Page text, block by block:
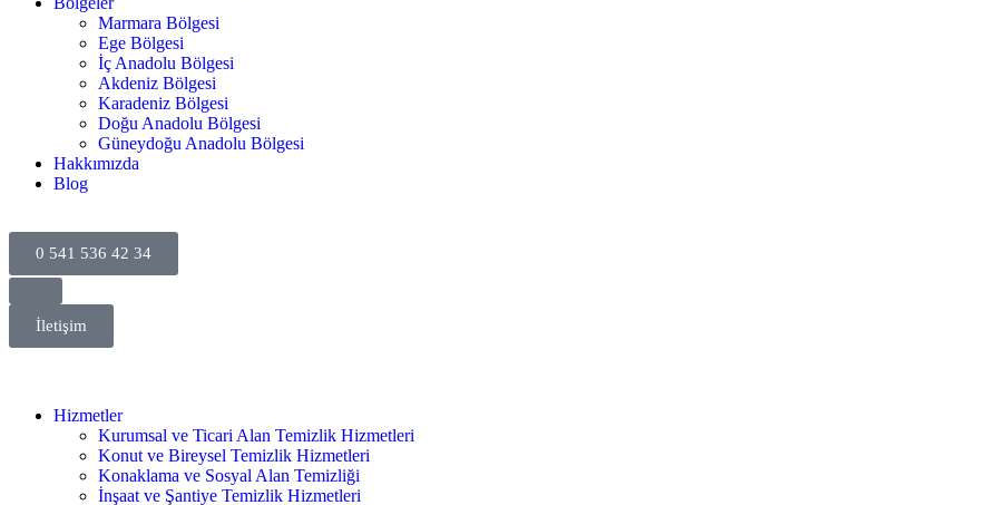
Marmara Bölgesi
Ege Bölgesi
İç Anadolu Bölgesi
Akdeniz Bölgesi
Karadeniz Bölgesi
Doğu Anadolu Bölgesi
Güneydoğu Anadolu Bölgesi
Hakkımızda
Blog
0 541 536 42 34
İletişim
Hizmetler
Kurumsal ve Ticari Alan Temizlik Hizmetleri
Konut ve Bireysel Temizlik Hizmetleri
Konaklama ve Sosyal Alan Temizliği
İnşaat ve Şantiye Temizlik Hizmetleri